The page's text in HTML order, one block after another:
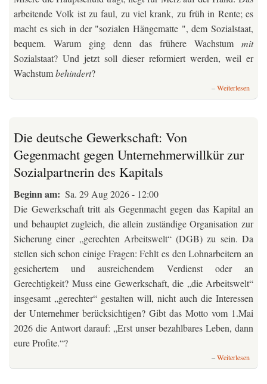
arbeitende Volk ist zu faul, zu viel krank, zu früh in Rente; es
macht es sich in der "sozialen Hängematte ", dem Sozialstaat,
bequem. Warum ging denn das frühere Wachstum mit
Sozialstaat? Und jetzt soll dieser reformiert werden, weil er
Wachstumbehindert?
Weiterlesenüber
Der
Die deutsche Gewerkschaft: Von
Gegenmacht gegen Unternehmerwillkür zur
Sozialpartnerin des Kapitals
Beginn am
Sa. 29 Aug 2026 - 12:00
Die Gewerkschaft tritt als Gegenmacht gegen das Kapital an
und behauptet zugleich, die allein zuständige Organisation zur
Sicherung einer „gerechten Arbeitswelt“ (DGB) zu sein. Da
stellen sich schon einige Fragen: Fehlt es den Lohnarbeitern an
gesichertem und ausreichendem Verdienst oder an
Gerechtigkeit? Muss eine Gewerkschaft, die „die Arbeitswelt“
insgesamt „gerechter“ gestalten will, nicht auch die Interessen
der Unternehmer berücksichtigen? Gibt das Motto vom 1.Mai
2026 die Antwort darauf: „Erst unser bezahlbares Leben, dann
eure Profite.“?
Weiterlesenüber
Die